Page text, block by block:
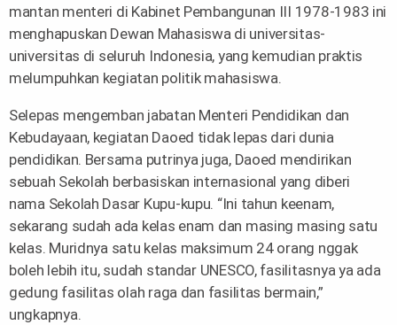
mantan menteri di Kabinet Pembangunan III 1978-1983 ini
menghapuskan Dewan Mahasiswa di universitas-
universitas di seluruh Indonesia, yang kemudian praktis
melumpuhkan kegiatan politik mahasiswa.
Selepas mengemban jabatan Menteri Pendidikan dan
Kebudayaan, kegiatan Daoed tidak lepas dari dunia
pendidikan. Bersama putrinya juga, Daoed mendirikan
sebuah Sekolah berbasiskan internasional yang diberi
nama Sekolah Dasar Kupu-kupu. “Ini tahun keenam,
sekarang sudah ada kelas enam dan masing masing satu
kelas. Muridnya satu kelas maksimum 24 orang nggak
boleh lebih itu, sudah standar UNESCO, fasilitasnya ya ada
gedung fasilitas olah raga dan fasilitas bermain,”
ungkapnya.